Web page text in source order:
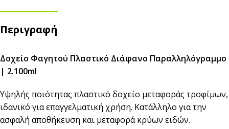
Περιγραφή
Δοχείο Φαγητού Πλαστικό Διάφανο Παραλληλόγραμμο
| 2.100ml
Υψηλής ποιότητας πλαστικό δοχείο μεταφοράς τροφίμων,
ιδανικό για επαγγελματική χρήση. Κατάλληλο για την
ασφαλή αποθήκευση και μεταφορά κρύων ειδών.